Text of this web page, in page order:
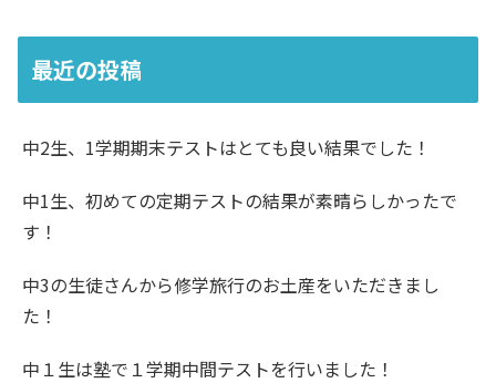
最近の投稿
中2生、1学期期末テストはとても良い結果でした！
中1生、初めての定期テストの結果が素晴らしかったで
す！
中3の生徒さんから修学旅行のお土産をいただきまし
た！
中１生は塾で１学期中間テストを行いました！